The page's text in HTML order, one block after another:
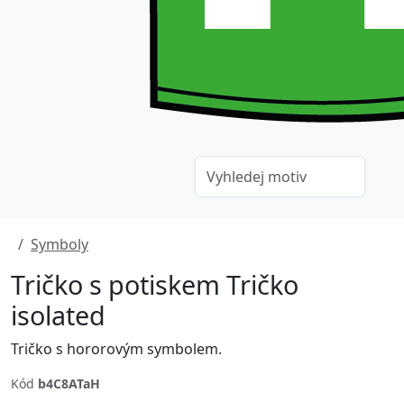
Symboly
Tričko s potiskem Tričko
isolated
Tričko s hororovým symbolem.
Kód b4C8ATaH